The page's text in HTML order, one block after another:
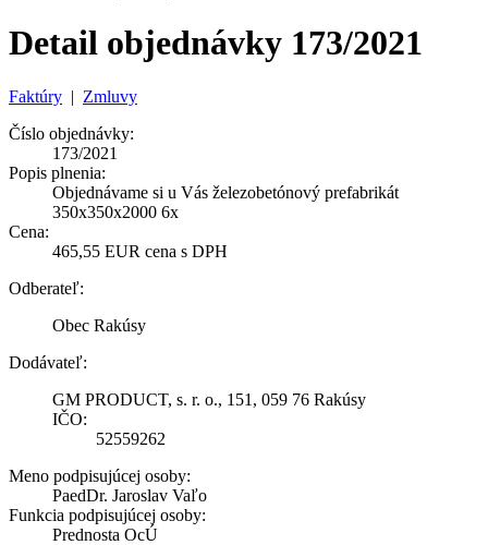
Detail objednávky 173/2021
Faktúry | Zmluvy
Číslo objednávky:
173/2021
Popis plnenia:
Objednávame si u Vás železobetónový prefabrikát
350x350x2000 6x
Cena:
465,55 EUR cena s DPH
Odberateľ:
Obec Rakúsy
Dodávateľ:
GM PRODUCT, s. r. o., 151, 059 76 Rakúsy
IČO:
52559262
Meno podpisujúcej osoby:
PaedDr. Jaroslav Vaľo
Funkcia podpisujúcej osoby:
Prednosta OcÚ